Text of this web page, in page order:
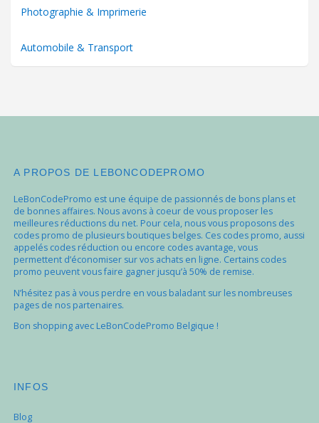
Photographie & Imprimerie
Automobile & Transport
A PROPOS DE LEBONCODEPROMO
LeBonCodePromo est une équipe de passionnés de bons plans et
de bonnes affaires. Nous avons à coeur de vous proposer les
meilleures réductions du net. Pour cela, nous vous proposons des
codes promo de plusieurs boutiques belges. Ces codes promo, aussi
appelés codes réduction ou encore codes avantage, vous
permettent d’économiser sur vos achats en ligne. Certains codes
promo peuvent vous faire gagner jusqu’à 50% de remise.
N’hésitez pas à vous perdre en vous baladant sur les nombreuses
pages de nos partenaires.
Bon shopping avec LeBonCodePromo Belgique !
INFOS
Blog